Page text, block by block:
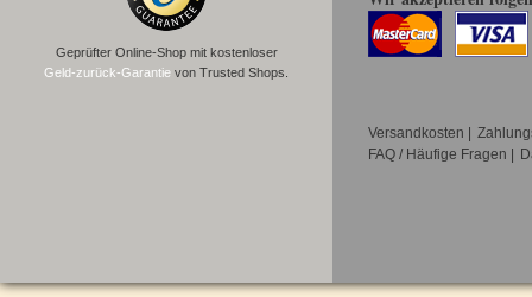
Geprüfter Online-Shop mit kostenloser
Geld-zurück-Garantie von Trusted Shops.
Versandkosten
FAQ / Häufige Fragen